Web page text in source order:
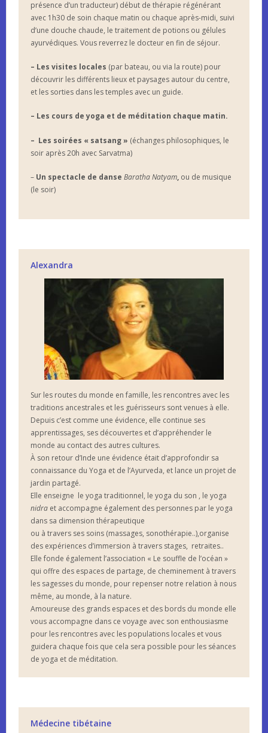
présence d’un traducteur) début de thérapie régénérant
avec 1h30 de soin chaque matin ou chaque après-midi, suivi
d’une douche chaude, le traitement de potions ou gélules
ayurvédiques. Vous reverrez le docteur en fin de séjour.
– Les visites locales (par bateau, ou via la route) pour
découvrir les différents lieux et paysages autour du centre,
et les sorties dans les temples avec un guide.
– Les cours de yoga et de méditation chaque matin.
– Les soirées « satsang » (échanges philosophiques, le
soir après 20h avec Sarvatma)
– Un spectacle de danse Baratha Natyam, ou de musique
(le soir)
Alexandra
Sur les routes du monde en famille, les rencontres avec les
traditions ancestrales et les guérisseurs sont venues à elle.
Depuis c’est comme une évidence, elle continue ses
apprentissages, ses découvertes et d’appréhender le
monde au contact des autres cultures.
À son retour d’Inde une évidence était d’approfondir sa
connaissance du Yoga et de l’Ayurveda, et lance un projet de
jardin partagé.
Elle enseigne le yoga traditionnel, le yoga du son , le yoga
nidra et accompagne également des personnes par le yoga
dans sa dimension thérapeutique
ou à travers ses soins (massages, sonothérapie..),organise
des expériences d’immersion à travers stages, retraites..
Elle fonde également l’association « Le souffle de l’océan »
qui offre des espaces de partage, de cheminement à travers
les sagesses du monde, pour repenser notre relation à nous
même, au monde, à la nature.
Amoureuse des grands espaces et des bords du monde elle
vous accompagne dans ce voyage avec son enthousiasme
pour les rencontres avec les populations locales et vous
guidera chaque fois que cela sera possible pour les séances
de yoga et de méditation.
Médecine tibétaine